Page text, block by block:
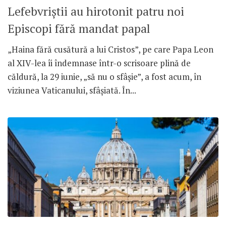
Lefebvriștii au hirotonit patru noi
Episcopi fără mandat papal
„Haina fără cusătură a lui Cristos”, pe care Papa Leon
al XIV-lea îi îndemnase într-o scrisoare plină de
căldură, la 29 iunie, „să nu o sfâșie”, a fost acum, în
viziunea Vaticanului, sfâșiată. În...